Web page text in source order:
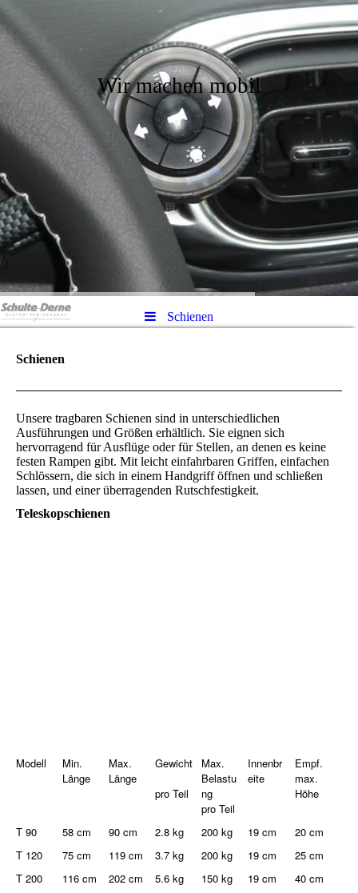
Wir machen mobil
Schienen
Schienen
Unsere tragbaren Schienen sind in unterschiedlichen
Ausführungen und Größen erhältlich. Sie eignen sich
hervorragend für Ausflüge oder für Stellen, an denen es keine
festen Rampen gibt. Mit leicht einfahrbaren Griffen, einfachen
Schlössern, die sich in einem Handgriff öffnen und schließen
lassen, und einer überragenden Rutschfestigkeit.
Teleskopschienen
Modell
Min.
Länge
Max.
Länge
Gewicht
pro Teil
Max.
Belastu
ng
pro Teil
Innenbr
eite
Empf.
max.
Höhe
T 90 58 cm 90 cm 2.8 kg 200 kg 19 cm
20 cm
T 120
75 cm 119 cm 3.7 kg 200 kg 19 cm
25 cm
T 200
116 cm 202 cm 5.6 kg 150 kg 19 cm
40 cm